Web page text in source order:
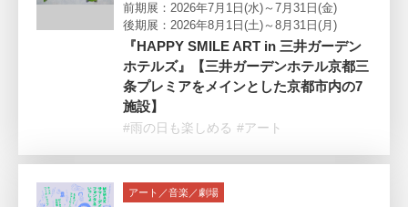
前期展：2026年7月1日(水)～7月31日(金)
後期展：2026年8月1日(土)～8月31日(月)
『HAPPY SMILE ART in 三井ガーデン
ホテルズ』【三井ガーデンホテル京都三
条プレミアをメインとした京都市内の7
施設】
#雨の日も楽しめる #アート
アート／音楽／劇場